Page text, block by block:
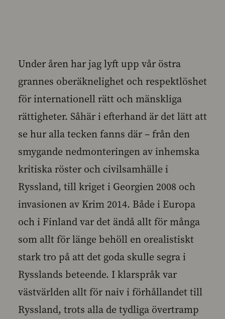
Under åren har jag lyft upp vår östra
grannes oberäknelighet och respektlöshet
för internationell rätt och mänskliga
rättigheter. Såhär i efterhand är det lätt att
se hur alla tecken fanns där – från den
smygande nedmonteringen av inhemska
kritiska röster och civilsamhälle i
Ryssland, till kriget i Georgien 2008 och
invasionen av Krim 2014. Både i Europa
och i Finland var det ändå allt för många
som allt för länge behöll en orealistiskt
stark tro på att det goda skulle segra i
Rysslands beteende. I klarspråk var
västvärlden allt för naiv i förhållandet till
Ryssland, trots alla de tydliga övertramp